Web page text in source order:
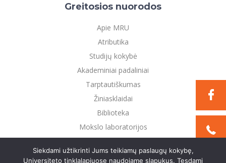
Greitosios nuorodos
Apie MRU
Atributika
Studijų kokybė
Akademiniai padaliniai
Tarptautiškumas
Žiniasklaidai
Biblioteka
Mokslo laboratorijos
Siekdami užtikrinti Jums teikiamų paslaugų kokybę,
Universiteto tinklalapiuose naudojame slapukus. Tęsdami